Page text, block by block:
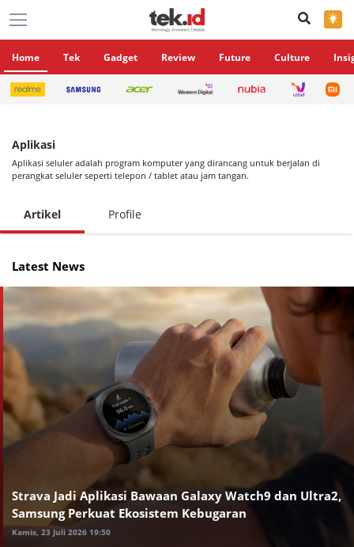
×
Home Tek Gadget Review Future Culture
Aplikasi
Aplikasi seluler adalah program komputer yang dirancang untuk berjalan di
perangkat seluler seperti telepon / tablet atau jam tangan.
Artikel Profile
Latest News
Strava Jadi Aplikasi Bawaan Galaxy Watch9 dan Ultra2,
Samsung Perkuat Ekosistem Kebugaran
Kamis, 23 Juli 2026 19:50